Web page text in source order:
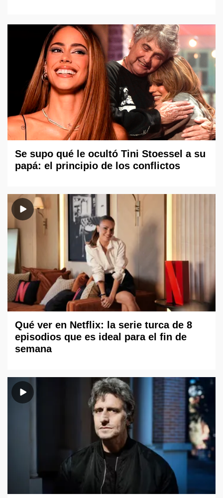
Se supo qué le ocultó Tini Stoessel a su
papá: el principio de los conflictos
Qué ver en Netflix: la serie turca de 8
episodios que es ideal para el fin de
semana